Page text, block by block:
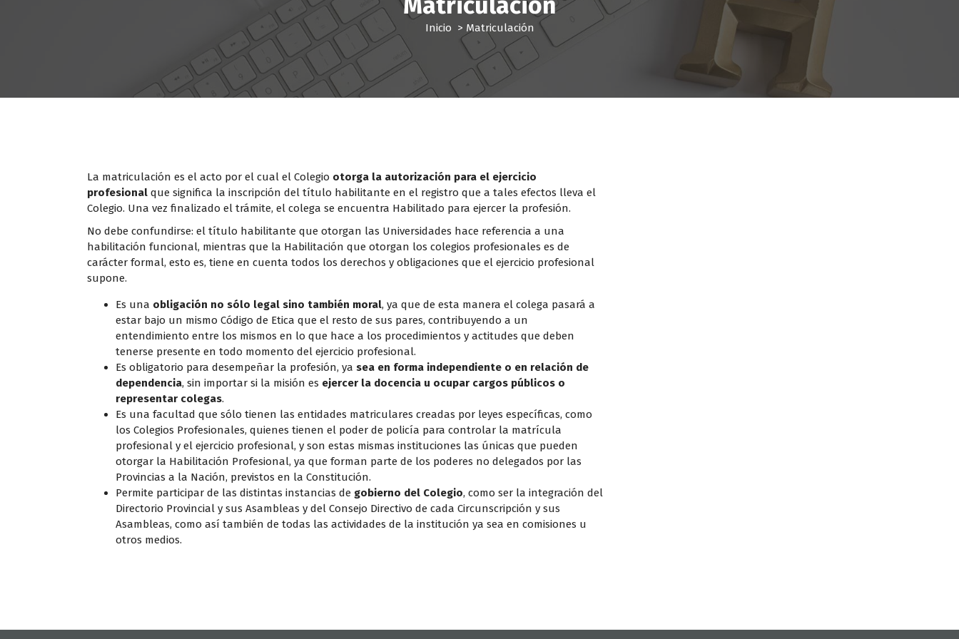
Inicio > Matriculación
La matriculación es el acto por el cual el Colegio otorga la autorización para el ejercicio
profesional que significa la inscripción del título habilitante en el registro que a tales efectos lleva el
Colegio. Una vez finalizado el trámite, el colega se encuentra Habilitado para ejercer la profesión.
No debe confundirse: el título habilitante que otorgan las Universidades hace referencia a una
habilitación funcional, mientras que la Habilitación que otorgan los colegios profesionales es de
carácter formal, esto es, tiene en cuenta todos los derechos y obligaciones que el ejercicio profesional
supone.
Es una obligación no sólo legal sino también moral, ya que de esta manera el colega pasará a
estar bajo un mismo Código de Etica que el resto de sus pares, contribuyendo a un
entendimiento entre los mismos en lo que hace a los procedimientos y actitudes que deben
tenerse presente en todo momento del ejercicio profesional.
Es obligatorio para desempeñar la profesión, ya sea en forma independiente o en relación de
dependencia, sin importar si la misión es ejercer la docencia u ocupar cargos públicos o
representar colegas.
Es una facultad que sólo tienen las entidades matriculares creadas por leyes específicas, como
los Colegios Profesionales, quienes tienen el poder de policía para controlar la matrícula
profesional y el ejercicio profesional, y son estas mismas instituciones las únicas que pueden
otorgar la Habilitación Profesional, ya que forman parte de los poderes no delegados por las
Provincias a la Nación, previstos en la Constitución.
Permite participar de las distintas instancias de gobierno del Colegio, como ser la integración del
Directorio Provincial y sus Asambleas y del Consejo Directivo de cada Circunscripción y sus
Asambleas, como así también de todas las actividades de la institución ya sea en comisiones u
otros medios.